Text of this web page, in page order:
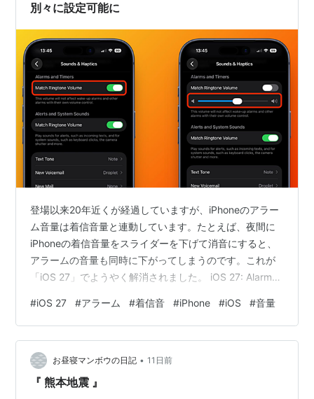
別々に設定可能に
登場以来20年近くが経過していますが、iPhoneのアラー
ム音量は着信音量と連動しています。たとえば、夜間に
iPhoneの着信音量をスライダーを下げて消音にすると、
アラームの音量も同時に下がってしまうのです。これが
「iOS 27」でようやく解消されました。 iOS 27: Alarms
#iOS 27 #アラーム #着信音 #iPhone #iOS #音量
お昼寝マンボウの日記 • 11日前
『 熊本地震 』